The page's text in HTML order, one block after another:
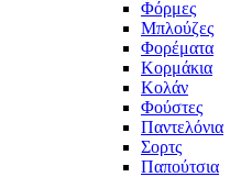
Φόρμες
Μπλούζες
Φορέματα
Κορμάκια
Κολάν
Φούστες
Παντελόνια
Σορτς
Παπούτσια